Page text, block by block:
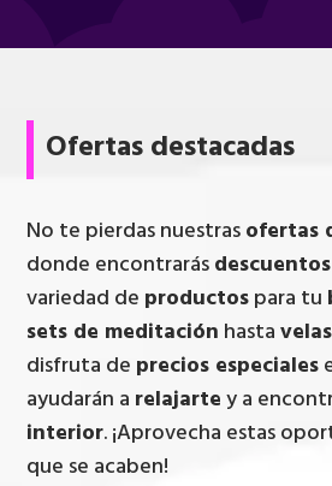
Ofertas destacadas
No te pierdas nuestrasofertas
donde encontrarásdescuentos
variedad de productospara tu
sets de meditación hasta
disfruta de precios especiales
ayudarán a relajartey a
interior. ¡Aprovecha estas
que se acaben!